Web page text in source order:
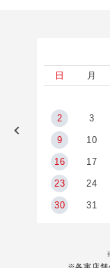
日 月
2 3
9 10
16 17
23 24
30 31